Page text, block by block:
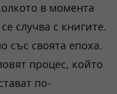
в момента
случва с книгите.
със своята епоха.
процес, който
по-